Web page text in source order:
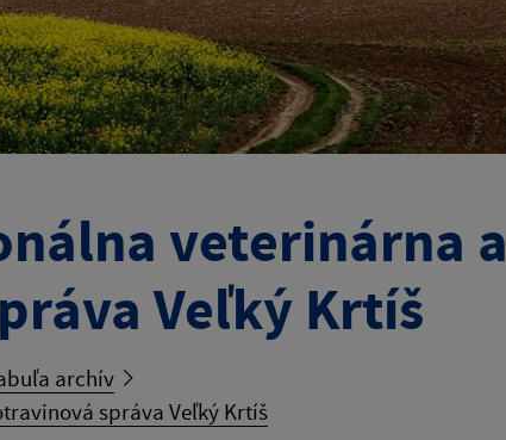
veterinárna a
Veľký Krtíš
archív
správa Veľký Krtíš